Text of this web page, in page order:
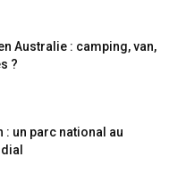
Australie : camping, van,
?
: un parc national au